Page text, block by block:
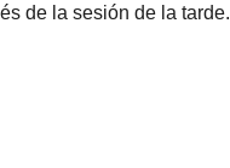
de la sesión de la tarde.